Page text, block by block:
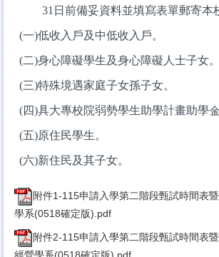
31日前備妥資料並填寫表單郵寄本
(一)低收入戶及中低收入戶。
(二)身心障礙學生及身心障礙人士子女。
(三)特殊境遇家庭子女孫子女。
(四)具大專校院弱勢學生助學計畫助學
(五)原住民學生。
(六)新住民及其子女。
附件1-115申請入學第二階段甄試時間表
學系(0518確定版).pdf
附件2-115申請入學第二階段甄試時間表